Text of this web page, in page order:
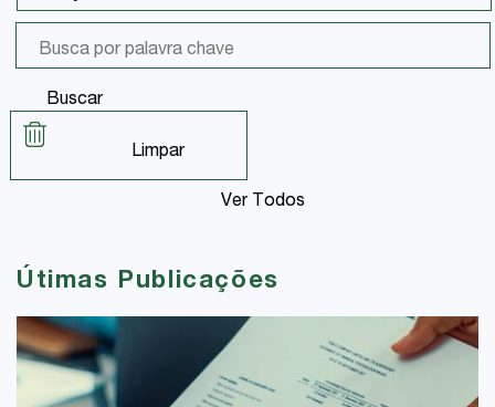
Buscar
Limpar
Ver Todos
Útimas Publicações